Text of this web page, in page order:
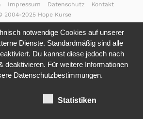
2004-2025 Hope Kurse
Impressum Datenschutz Kontakt
notwendige Cookies auf unserer
Dienste. Standardmäßig sind alle
Du kannst diese jedoch nach
deaktivieren. Für weitere Informationen
Datenschutzbestimmungen.
Statistiken